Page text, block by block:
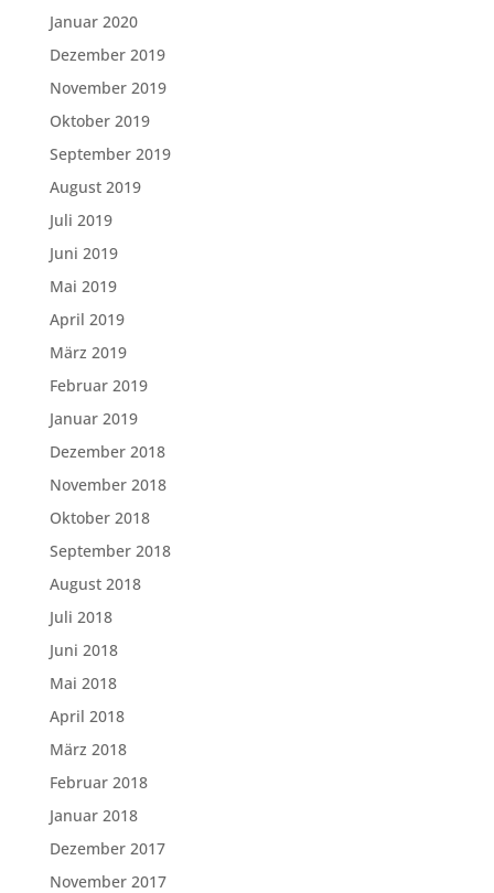
Januar 2020
Dezember 2019
November 2019
Oktober 2019
September 2019
August 2019
Juli 2019
Juni 2019
Mai 2019
April 2019
März 2019
Februar 2019
Januar 2019
Dezember 2018
November 2018
Oktober 2018
September 2018
August 2018
Juli 2018
Juni 2018
Mai 2018
April 2018
März 2018
Februar 2018
Januar 2018
Dezember 2017
November 2017